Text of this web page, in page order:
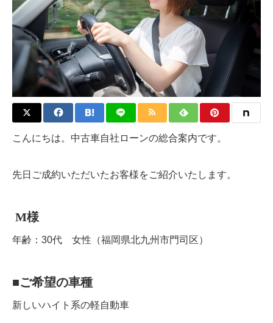
こんにちは。中古車自社ローンの総合案内です。
先日ご成約いただいたお客様をご紹介いたします。
M様
年齢：30代 女性（福岡県北九州市門司区）
■ご希望の車種
新しいハイト系の軽自動車